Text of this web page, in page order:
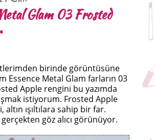
Glam 03 Frosted
birinde görüntüsüne
Essence Metal Glam farların 03
Apple rengini bu yazımda
istiyorum. Frosted Apple
altın ışıltılara sahip bir far.
göz alıcı görünüyor.